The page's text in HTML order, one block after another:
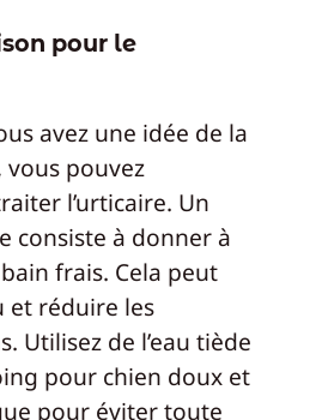
pour le
avez une idée de la
vous pouvez
l’urticaire. Un
consiste à donner à
frais. Cela peut
et réduire les
Utilisez de l’eau tiède
pour chien doux et
pour éviter toute